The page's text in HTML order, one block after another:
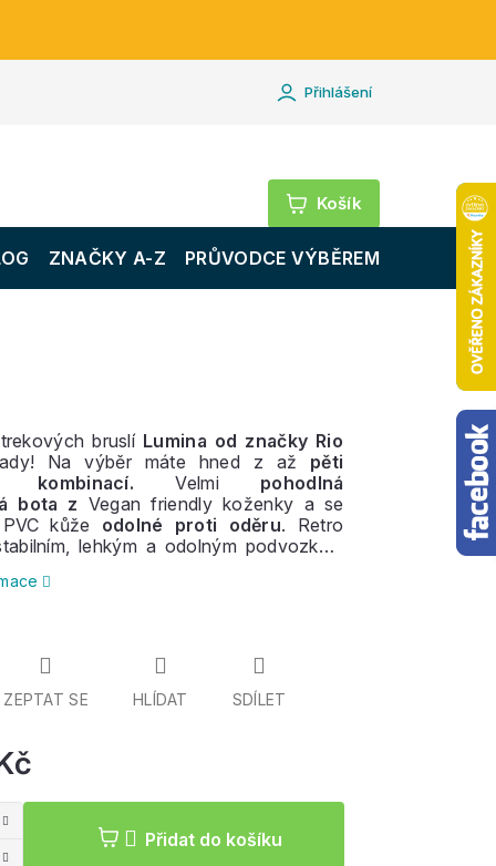
Přihlášení
Nákupní
košík
ZNAČKY A-Z PRŮVODCE VÝBĚREM
cena:
Přidat do košíku
bruslí Lumina od značky Rio
Na výběr máte hned z až pěti
kombinací. Velmi pohodlná
bota z Vegan friendly koženky a se
kůže odolné proti oděru. Retro
lehkým a odolným podvozkem
kolečka
ZEPTAT SE HLÍDAT SDÍLET